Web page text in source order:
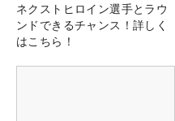
ネクストヒロイン選手とラウ
ンドできるチャンス！詳しく
はこちら！